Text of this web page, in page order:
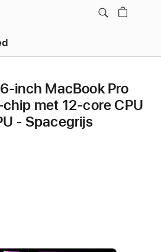
MacBook Pro
met 12‑core CPU
- Spacegrijs